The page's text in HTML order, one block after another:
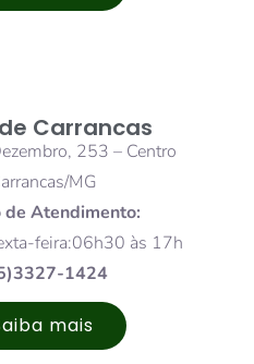
Carrancas
253 – Centro
MG
de Atendimento:
feira:06h30 às 17h
1424
mais